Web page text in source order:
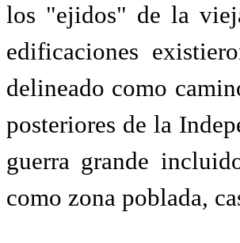
los "ejidos" de la
edificaciones
delineado como
posteriores de la
guerra grande
como zona poblada,